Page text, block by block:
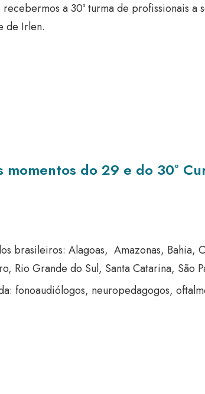
a 30ª turma de profissionais
de Irlen.
do 29 e do 30º
brasileiros: Alagoas, Amazonas,
Rio Grande do Sul, Santa Catarina, São
fonoaudiólogos, neuropedagogos,